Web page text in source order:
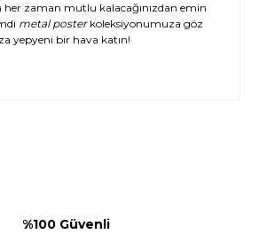
her zaman mutlu kalacağınızdan emin
metal posterkoleksiyonumuza göz
yepyeni bir hava katın!
%100 Güvenli